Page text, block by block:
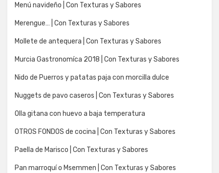
Menú navideño | Con Texturas y Sabores
Merengue… | Con Texturas y Sabores
Mollete de antequera | Con Texturas y Sabores
Murcia Gastronomíca 2018 | Con Texturas y Sabores
Nido de Puerros y patatas paja con morcilla dulce
Nuggets de pavo caseros | Con Texturas y Sabores
Olla gitana con huevo a baja temperatura
OTROS FONDOS de cocina | Con Texturas y Sabores
Paella de Marisco | Con Texturas y Sabores
Pan marroquí o Msemmen | Con Texturas y Sabores